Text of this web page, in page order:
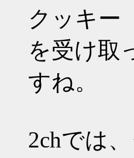
クッキー
を受け取
すね。
2chでは